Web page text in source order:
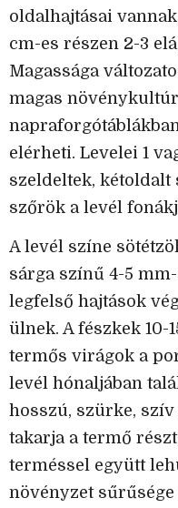
oldalhajtásai
cm-es részen 2-3
Magassága
magas
elérheti. Levelei 1
szeldeltek, kétoldalt
szőrök a levél
A levél színe
sárga színű 4-5
legfelső hajtások
ülnek. A fészkek 10-
termős virágok a
levél hónaljában
hosszú, szürke,
takarja a termő
terméssel együtt
növényzet